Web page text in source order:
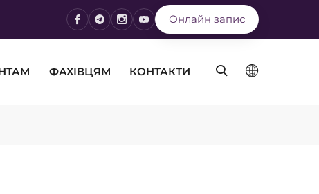
Онлайн запис
ФАХІВЦЯМ КОНТАКТИ